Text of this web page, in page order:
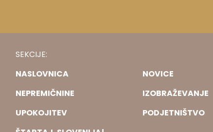
SEKCIJE:
NASLOVNICA
NOVICE
NEPREMIČNINE
IZOBRAŽEVANJE
UPOKOJITEV
PODJETNIŠTVO